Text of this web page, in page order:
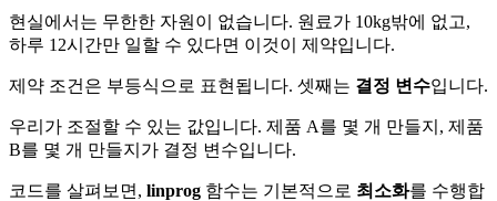
현실에서는 무한한 자원이 없습니다. 원료가 10kg밖에 없고,
하루 12시간만 일할 수 있다면 이것이 제약입니다.
제약 조건은 부등식으로 표현됩니다. 셋째는 결정 변수입니다.
우리가 조절할 수 있는 값입니다. 제품 A를 몇 개 만들지, 제품
B를 몇 개 만들지가 결정 변수입니다.
코드를 살펴보면, linprog 함수는 기본적으로 최소화를 수행합